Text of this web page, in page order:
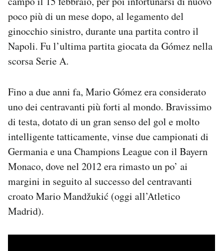
poco più di un mese dopo, al legamento del
ginocchio sinistro, durante una partita contro il
Napoli. Fu l’ultima partita giocata da Gómez nella
scorsa Serie A.
Fino a due anni fa, Mario Gómez era considerato
uno dei centravanti più forti al mondo. Bravissimo
di testa, dotato di un gran senso del gol e molto
intelligente tatticamente, vinse due campionati di
Germania e una Champions League con il Bayern
Monaco, dove nel 2012 era rimasto un po’ ai
margini in seguito al successo del centravanti
croato Mario Mandžukić (oggi all’Atletico
Madrid).